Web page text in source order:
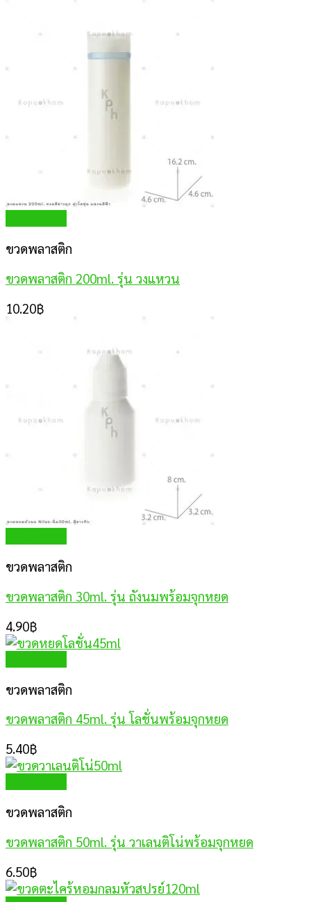
ขวดพลาสติก
ขวดพลาสติก 200ml. รุ่น วงแหวน
10.20฿
ขวดพลาสติก
ขวดพลาสติก 30ml. รุ่น ถังนมพร้อมจุกหยด
4.90฿
ขวดพลาสติก
ขวดพลาสติก 45ml. รุ่น โลชั่นพร้อมจุกหยด
5.40฿
ขวดพลาสติก
ขวดพลาสติก 50ml. รุ่น วาเลนติโน่พร้อมจุกหยด
6.50฿